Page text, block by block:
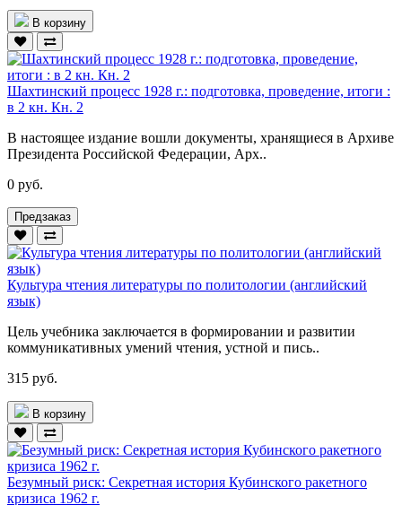
В корзину
Шахтинский процесс 1928 г.: подготовка, проведение, итоги :
в 2 кн. Кн. 2
В настоящее издание вошли документы, хранящиеся в Архиве
Президента Российской Федерации, Арх..
0 руб.
Предзаказ
Культура чтения литературы по политологии (английский
язык)
Цель учебника заключается в формировании и развитии
комму­никативных умений чтения, устной и пись..
315 руб.
В корзину
Безумный риск: Секретная история Кубинского ракетного
кризиса 1962 г.